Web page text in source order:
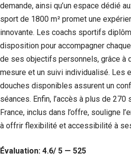
demande, ainsi qu’un espace dédié
sport de 1800 m² promet une
innovante. Les coachs sportifs
disposition pour accompagner
de ses objectifs personnels, grâce à
mesure et un suivi individualisé. Les
douches disponibles assurent un
séances. Enfin, l’accès à plus de
France, inclus dans l’offre, souligne
à offrir flexibilité et accessibilité à
Évaluation: 4.6/ 5 — 525